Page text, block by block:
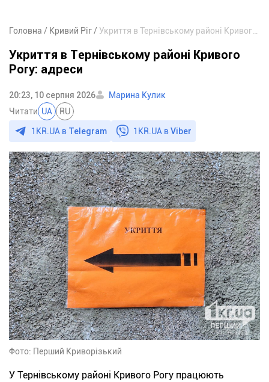
Головна Кривий Ріг
Укриття в Тернівському районі Кривого
Рогу: адреси
20:23, 10 серпня 2026
Марина Кулик
Читати UA RU
1KR.UA в Telegram 1KR.UA вViber
Фото: Перший Криворізький
У Тернівському районі Кривого Рогу працюють